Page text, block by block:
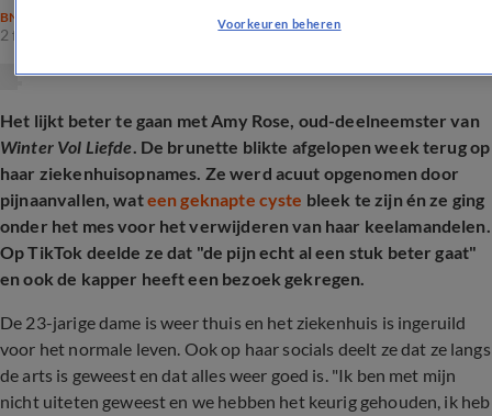
BN'ERS
2 feb 2026, 17:25
Het lijkt beter te gaan met Amy Rose, oud-deelneemster van
Winter Vol Liefde. De brunette blikte afgelopen week terug op
haar ziekenhuisopnames. Ze werd acuut opgenomen door
pijnaanvallen, wateen geknapte cyste bleek te zijn én ze ging
onder het mes voor het verwijderen van haar keelamandelen.
Op TikTok deelde ze dat "de pijn echt al een stuk beter gaat"
en ook de kapper heeft een bezoek gekregen.
De 23-jarige dame is weer thuis en het ziekenhuis is ingeruild
voor het normale leven. Ook op haar socials deelt ze dat ze langs
de arts is geweest en dat alles weer goed is. "Ik ben met mijn
nicht uiteten geweest en we hebben het keurig gehouden, ik heb
Voorkeuren beheren